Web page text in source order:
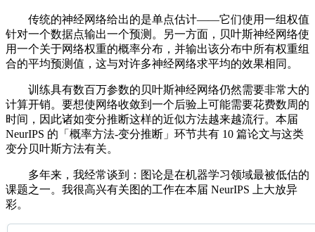
传统的神经网络给出的是单点估计——它们使用一组权值
针对一个数据点输出一个预测。另一方面，贝叶斯神经网络使
用一个关于网络权重的概率分布，并输出该分布中所有权重组
合的平均预测值，这与对许多神经网络求平均的效果相同。
训练具有数百万参数的贝叶斯神经网络仍然需要非常大的
计算开销。要想使网络收敛到一个后验上可能需要花费数周的
时间，因此诸如变分推断这样的近似方法越来越流行。本届
NeurIPS 的「概率方法-变分推断」环节共有 10 篇论文与这类
变分贝叶斯方法有关。
多年来，我经常谈到：图论是在机器学习领域最被低估的
课题之一。我很高兴有关图的工作在本届 NeurIPS 上大放异
彩。